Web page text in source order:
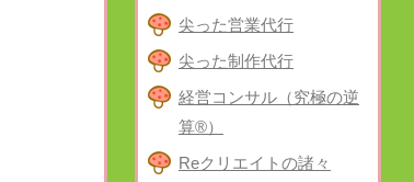
尖った営業代行
尖った制作代行
経営コンサル（究極の逆
算®）
Reクリエイトの諸々